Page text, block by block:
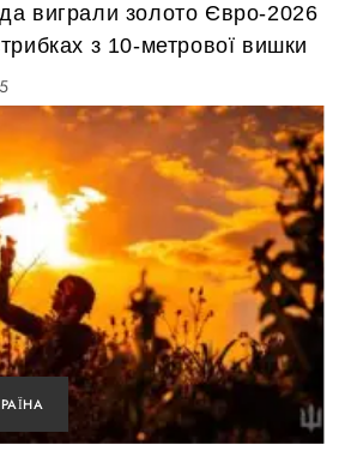
виграли золото Євро-2026
з 10-метрової вишки